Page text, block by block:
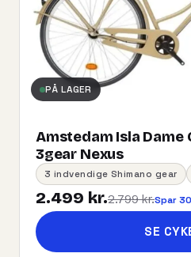
PÅ LAGER
Amstedam Isla Dame
3gear Nexus
3 indvendige Shimano gear
2.499 kr.2.799 kr.Spar
SE